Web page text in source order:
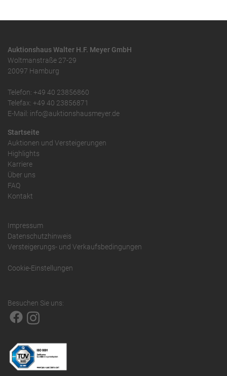
Auktionshaus Walter H.F. Meyer GmbH
Woltmanstraße 27-29
20097 Hamburg
Telefon: +49 40 23856860
Telefax: +49 40 23856871
E-Mail: info@auktionshausmeyer.de
Startseite
Auktionen und Versteigerungen
Highlights
Karriere
Über uns
FAQ
Kontakt
Impressum
Datenschutzhinweis
Versteigerungs- und Verkaufsbedingungen
Cookie-Einstellungen
Besuchen Sie uns: